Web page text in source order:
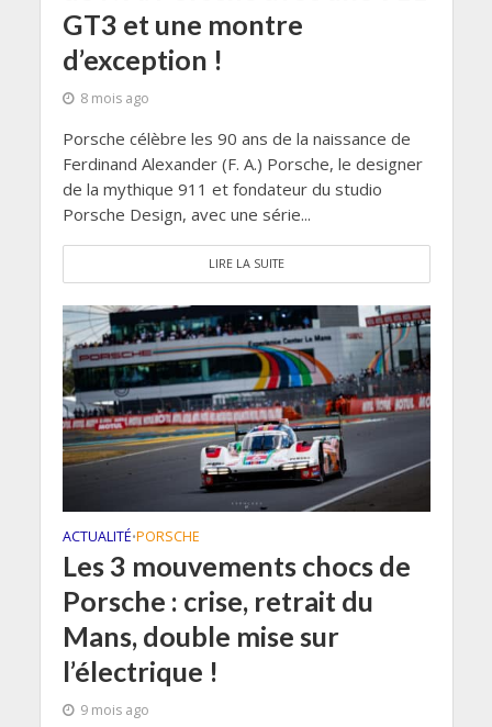
GT3 et une montre
d’exception !
8 mois ago
Porsche célèbre les 90 ans de la naissance de
Ferdinand Alexander (F. A.) Porsche, le designer
de la mythique 911 et fondateur du studio
Porsche Design, avec une série...
LIRE LA SUITE
ACTUALITÉ•PORSCHE
Les 3 mouvements chocs de
Porsche : crise, retrait du
Mans, double mise sur
l’électrique !
9 mois ago